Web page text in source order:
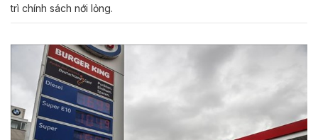
trì chính sách nới lỏng.